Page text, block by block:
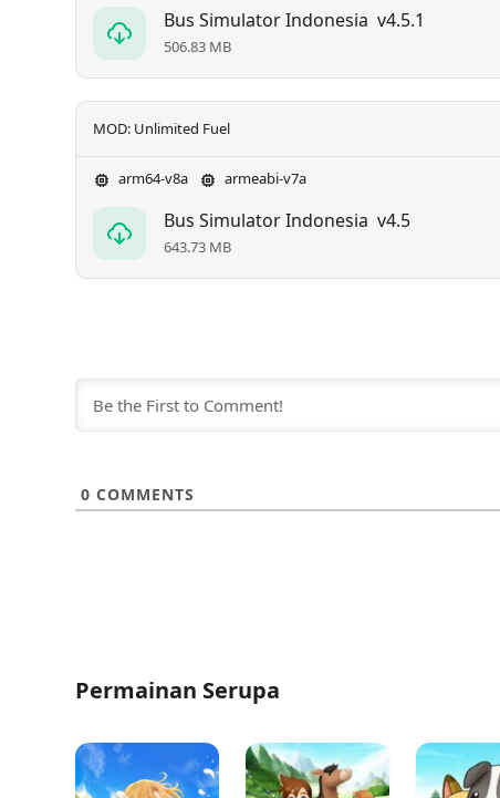
Bus Simulator Indonesia v4.5.1
506.83 MB
MOD: Unlimited Fuel
arm64-v8a armeabi-v7a
Bus Simulator Indonesia v4.5
643.73 MB
0 COMMENTS
Permainan Serupa